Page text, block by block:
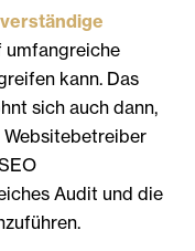
umfangreiche
kann. Das
sich auch dann,
Audit und die